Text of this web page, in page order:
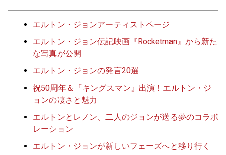
エルトン・ジョンアーティストページ
エルトン・ジョン伝記映画『Rocketman』から新た
な写真が公開
エルトン・ジョンの発言20選
祝50周年＆『キングスマン』出演！エルトン・ジ
ョンの凄さと魅力
エルトンとレノン、二人のジョンが送る夢のコラボ
レーション
エルトン・ジョンが新しいフェーズへと移り行く